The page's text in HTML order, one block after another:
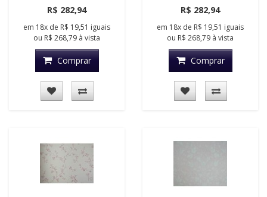
R$ 282,94
em 18x de R$ 19,51 iguais
ou R$ 268,79 à vista
Comprar
R$ 282,94
em 18x de R$ 19,51 iguais
ou R$ 268,79 à vista
Comprar